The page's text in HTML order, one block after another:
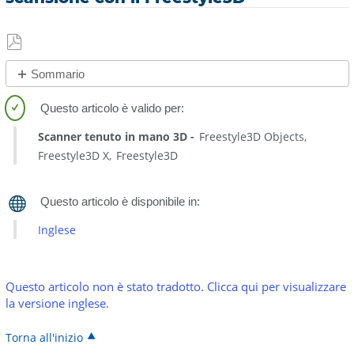
Salva
come
PDF
Sommario
No
intestazioni
Scanner tenuto in mano 3D
Freestyle3D Objects
Freestyle3D X Freestyle3D
Inglese
Questo articolo non è stato tradotto. Clicca qui per visualizzare
la versione inglese.
Torna all'inizio